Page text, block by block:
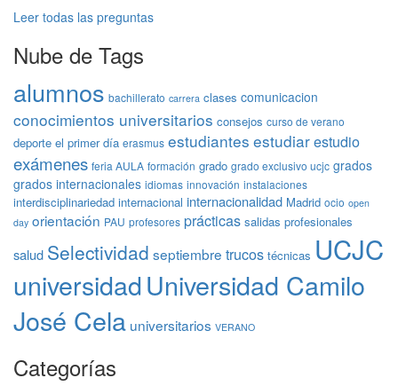
Leer todas las preguntas
Nube de Tags
alumnos bachillerato carrera clases comunicacion
conocimientos universitarios consejos curso de verano
deporte el primer día erasmus estudiantes estudiarestudio
exámenes feria AULA formación grado grado exclusivo ucjc grados
grados internacionales idiomas innovación instalaciones
interdisciplinariedad internacional internacionalidad Madrid ocio open
day orientación PAU profesores prácticas salidas profesionales
salud Selectividad septiembre trucos técnicas UCJC
universidadUniversidad Camilo
José Cela universitarios VERANO
Categorías